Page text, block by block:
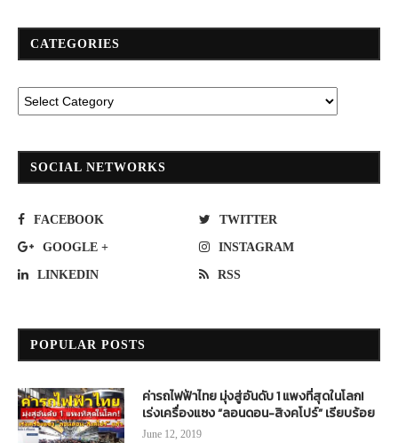
CATEGORIES
SOCIAL NETWORKS
FACEBOOK TWITTER
GOOGLE + INSTAGRAM
LINKEDIN RSS
POPULAR POSTS
ค่ารถไฟฟ้าไทย มุ่งสู่อันดับ 1 แพงที่สุดในโลก!
เร่งเครื่องแซง “ลอนดอน-สิงคโปร์” เรียบร้อย
June 12, 2019